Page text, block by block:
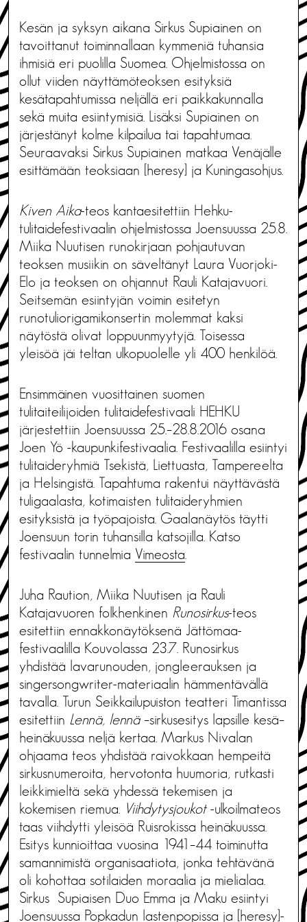
Kesän ja syksyn aikana Sirkus Supiainen on
tavoittanut toiminnallaan kymmeniä tuhansia
ihmisiä eri puolilla Suomea. Ohjelmistossa on
ollut viiden näyttämöteoksen esityksiä
kesätapahtumissa neljällä eri paikkakunnalla
sekä muita esiintymisiä. Lisäksi Supiainen on
järjestänyt kolme kilpailua tai tapahtumaa.
Seuraavaksi Sirkus Supiainen matkaa Venäjälle
esittämään teoksiaan [heresy] ja Kuningasohjus.
Kiven Aika-teos kantaesitettiin Hehku-
tulitaidefestivaalin ohjelmistossa Joensuussa 25.8.
Miika Nuutisen runokirjaan pohjautuvan
teoksen musiikin on säveltänyt Laura Vuorjoki-
Elo ja teoksen on ohjannut Rauli Katajavuori.
Seitsemän esiintyjän voimin esitetyn
runotuliorigamikonsertin molemmat kaksi
näytöstä olivat loppuunmyytyjä. Toisessa
yleisöä jäi teltan ulkopuolelle yli 400 henkilöä.
Ensimmäinen vuosittainen suomen
tulitaiteilijoiden tulitaidefestivaali HEHKU
järjestettiin Joensuussa 25.–28.8.2016 osana
Joen Yö -kaupunkifestivaalia. Festivaalilla esiintyi
tulitaideryhmiä Tsekistä, Liettuasta, Tampereelta
ja Helsingistä. Tapahtuma rakentui näyttävästä
tuligaalasta, kotimaisten tulitaideryhmien
esityksistä ja työpajoista. Gaalanäytös täytti
Joensuun torin tuhansilla katsojilla. Katso
festivaalin tunnelmia Vimeosta
Juha Raution, Miika Nuutisen ja Rauli
Katajavuoren folkhenkinen Runosirkus-teos
esitettiin ennakkonäytöksenä Jättömaa-
festivaalilla Kouvolassa 23.7. Runosirkus
yhdistää lavarunouden, jongleerauksen ja
singersongwriter-materiaalin hämmentävällä
tavalla. Turun Seikkailupuiston teatteri Timantissa
esitettiin Lennä, lennä–sirkusesitys lapsille kesä–
heinäkuussa neljä kertaa. Markus Nivalan
ohjaama teos yhdistää raivokkaan hempeitä
sirkusnumeroita, hervotonta huumoria, rutkasti
leikkimieltä sekä yhdessä tekemisen ja
kokemisen riemua. Viihdytysjoukot-ulkoilmateos
taas viihdytti yleisöä Ruisrokissa heinäkuussa.
Esitys kunnioittaa vuosina 1941–44 toiminutta
samannimistä organisaatiota, jonka tehtävänä
oli kohottaa sotilaiden moraalia ja mielialaa.
Sirkus Supiaisen Duo Emma ja Maku esiintyi
Joensuussa Popkadun lastenpopissa ja [heresy]-